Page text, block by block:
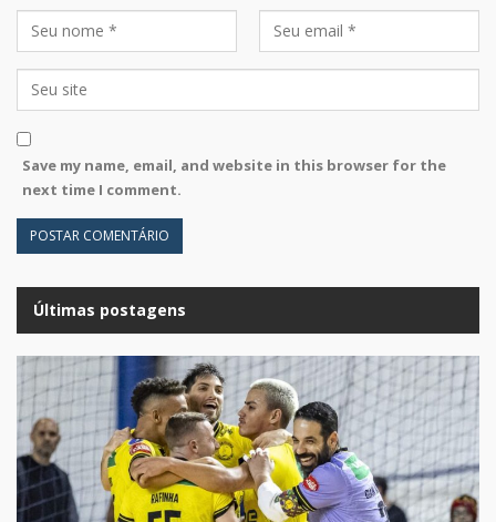
Save my name, email, and website in this browser for the
next time I comment.
Últimas postagens